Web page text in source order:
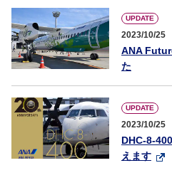
UPDATE
2023/10/25
ANA
た
UPDATE
2023/10/25
DHC-8-
えます